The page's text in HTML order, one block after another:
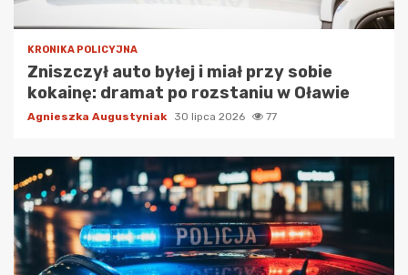
KRONIKA POLICYJNA
Zniszczył auto byłej i miał przy sobie
kokainę: dramat po rozstaniu w Oławie
Agnieszka Augustyniak 30 lipca 2026 77